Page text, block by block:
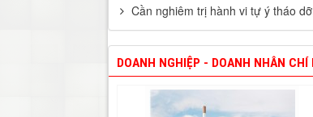
Cần nghiêm trị hành vi tự ý tháo
DOANH NGHIỆP - DOANH NHÂN CHÍ